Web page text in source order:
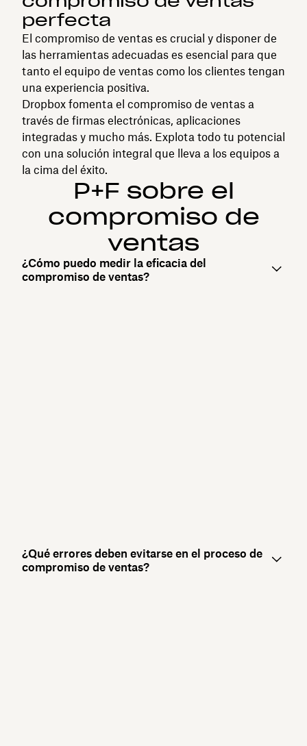
perfecta
El compromiso de ventas es crucial y disponer de
las herramientas adecuadas es esencial para que
tanto el equipo de ventas como los clientes tengan
una experiencia positiva.
Dropbox fomenta el compromiso de ventas a
través de firmas electrónicas, aplicaciones
integradas y mucho más. Explota todo tu potencial
con una solución integral que lleva a los equipos a
la cima del éxito.
P+F sobre el
compromiso de
ventas
¿Cómo puedo medir la eficacia del
compromiso de ventas?
¿Qué errores deben evitarse en el proceso de
compromiso de ventas?